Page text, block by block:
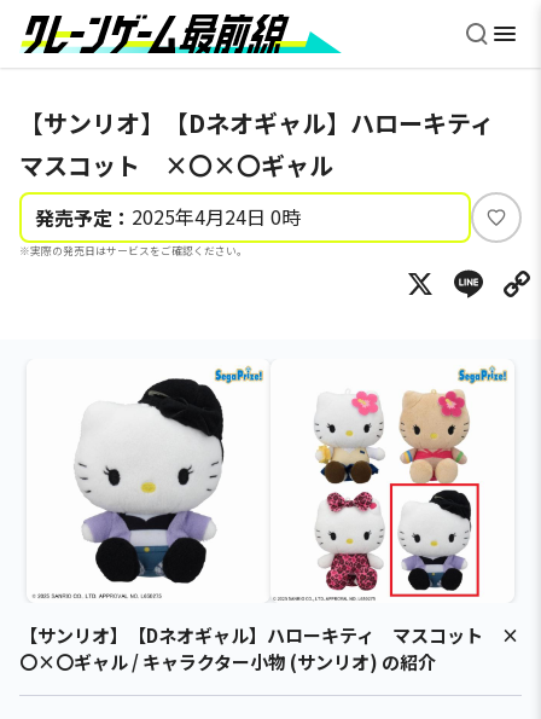
【サンリオ】【Dネオギャル】ハローキティ
マスコット ×〇×〇ギャル
発売予定： 2025年4月24日 0時
※実際の発売日はサービスをご確認ください。
い
ね
X
【サンリオ】【Dネオギャル】ハローキティ マスコット ×
〇×〇ギャル / キャラクター小物 (サンリオ) の紹介